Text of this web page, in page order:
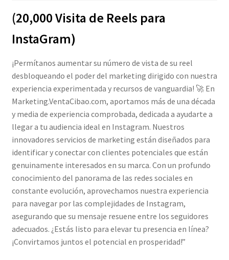
(20,000 Visita de Reels para
InstaGram)
¡Permítanos aumentar su número de vista de su reel
desbloqueando el poder del marketing dirigido con nuestra
experiencia experimentada y recursos de vanguardia! 🚀 En
Marketing.VentaCibao.com, aportamos más de una década
y media de experiencia comprobada, dedicada a ayudarte a
llegar a tu audiencia ideal en Instagram. Nuestros
innovadores servicios de marketing están diseñados para
identificar y conectar con clientes potenciales que están
genuinamente interesados en su marca. Con un profundo
conocimiento del panorama de las redes sociales en
constante evolución, aprovechamos nuestra experiencia
para navegar por las complejidades de Instagram,
asegurando que su mensaje resuene entre los seguidores
adecuados. ¿Estás listo para elevar tu presencia en línea?
¡Convirtamos juntos el potencial en prosperidad!”